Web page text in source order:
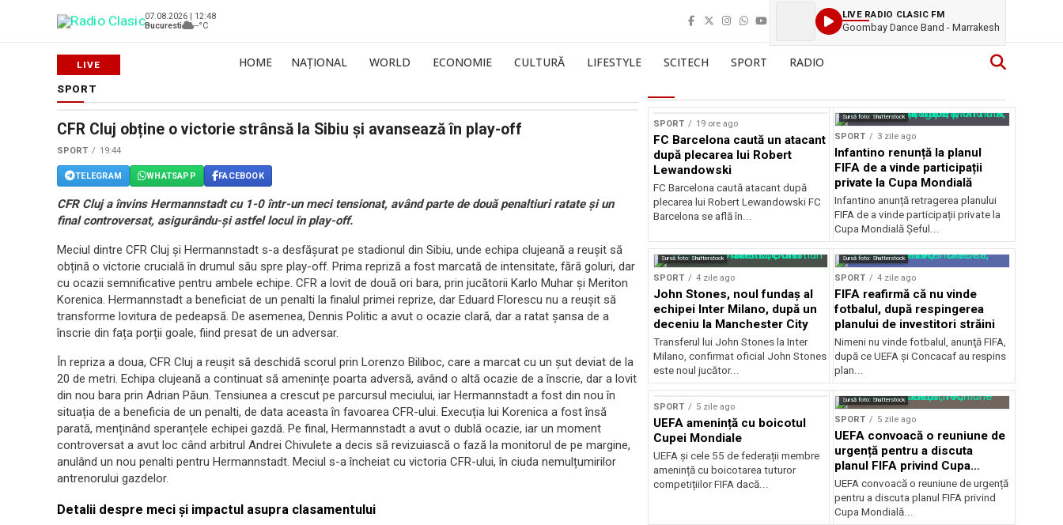
07.08.2026 | 12:48
Bucuresti
--°C
LIVE RADIO CLASIC FM
Goombay Dance Band - Marrakesh
HOME NAȚIONAL WORLD ECONOMIE CULTURĂ LIFESTYLE SCITECH SPORT RADIO
SPORT
CFR Cluj obține o victorie strânsă la Sibiu și avansează în play-off
SPORT 19:44
TELEGRAM WHATSAPP FACEBOOK
CFR Cluj a învins Hermannstadt cu 1-0 într-un meci tensionat, având parte de două penaltiuri ratate și un
final controversat, asigurându-și astfel locul în play-off.
Meciul dintre CFR Cluj și Hermannstadt s-a desfășurat pe stadionul din Sibiu, unde echipa clujeană a reușit să
obțină o victorie crucială în drumul său spre play-off. Prima repriză a fost marcată de intensitate, fără goluri, dar
cu ocazii semnificative pentru ambele echipe. CFR a lovit de două ori bara, prin jucătorii Karlo Muhar și Meriton
Korenica. Hermannstadt a beneficiat de un penalti la finalul primei reprize, dar Eduard Florescu nu a reușit să
transforme lovitura de pedeapsă. De asemenea, Dennis Politic a avut o ocazie clară, dar a ratat șansa de a
înscrie din fața porții goale, fiind presat de un adversar.
În repriza a doua, CFR Cluj a reușit să deschidă scorul prin Lorenzo Biliboc, care a marcat cu un șut deviat de la
20 de metri. Echipa clujeană a continuat să amenințe poarta adversă, având o altă ocazie de a înscrie, dar a lovit
din nou bara prin Adrian Păun. Tensiunea a crescut pe parcursul meciului, iar Hermannstadt a fost din nou în
situația de a beneficia de un penalti, de data aceasta în favoarea CFR-ului. Execuția lui Korenica a fost însă
parată, menținând speranțele echipei gazdă. Pe final, Hermannstadt a avut o dublă ocazie, iar un moment
controversat a avut loc când arbitrul Andrei Chivulete a decis să revizuiască o fază la monitorul de pe margine,
anulând un nou penalti pentru Hermannstadt. Meciul s-a încheiat cu victoria CFR-ului, în ciuda nemulțumirilor
antrenorului gazdelor.
Detalii despre meci și impactul asupra clasamentului
SPORT 19 ore ago
FC Barcelona caută un atacant
după plecarea lui Robert
Lewandowski
FC Barcelona caută atacant după
plecarea lui Robert Lewandowski FC
Barcelona se află în...
Sursă foto: Shutterstock
SPORT 3 zile ago
Infantino renunță la planul
FIFA de a vinde participații
private la Cupa Mondială
Infantino anunță retragerea planului
FIFA de a vinde participații private la
Cupa Mondială Șeful...
Sursă foto: Shutterstock
SPORT 4 zile ago
John Stones, noul fundaș al
echipei Inter Milano, după un
deceniu la Manchester City
Transferul lui John Stones la Inter
Milano, confirmat oficial John Stones
este noul jucător...
Sursă foto: Shutterstock
SPORT 4 zile ago
FIFA reafirmă că nu vinde
fotbalul, după respingerea
planului de investitori străini
Nimeni nu vinde fotbalul, anunţă FIFA,
după ce UEFA şi Concacaf au respins
plan...
SPORT 5 zile ago
UEFA amenință cu boicotul
Cupei Mondiale
UEFA și cele 55 de federații membre
amenință cu boicotarea tuturor
competițiilor FIFA dacă...
Sursă foto: Shutterstock
SPORT 5 zile ago
UEFA convoacă o reuniune de
urgență pentru a discuta
planul FIFA privind Cupa
Mondială
UEFA convoacă o reuniune de urgență
pentru a discuta planul FIFA privind
Cupa Mondială...